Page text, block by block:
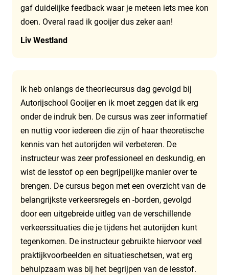
gaf duidelijke feedback waar je meteen iets mee kon
doen. Overal raad ik gooijer dus zeker aan!
Liv Westland
Ik heb onlangs de theoriecursus dag gevolgd bij
Autorijschool Gooijer en ik moet zeggen dat ik erg
onder de indruk ben. De cursus was zeer informatief
en nuttig voor iedereen die zijn of haar theoretische
kennis van het autorijden wil verbeteren. De
instructeur was zeer professioneel en deskundig, en
wist de lesstof op een begrijpelijke manier over te
brengen. De cursus begon met een overzicht van de
belangrijkste verkeersregels en -borden, gevolgd
door een uitgebreide uitleg van de verschillende
verkeerssituaties die je tijdens het autorijden kunt
tegenkomen. De instructeur gebruikte hiervoor veel
praktijkvoorbeelden en situatieschetsen, wat erg
behulpzaam was bij het begrijpen van de lesstof.